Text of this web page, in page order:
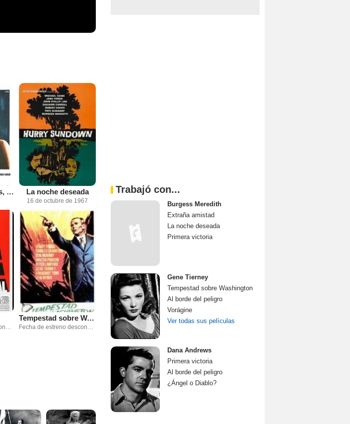
Dime que me amas, Junie Moon La noche deseada
16 de octubre de 1967
Fecha de estreno desconocida
Tempestad sobre Washington
Fecha de estreno desconocida
Trabajó con...
Burgess Meredith
Extraña amistad
La noche deseada
Primera victoria
Gene Tierney
Tempestad sobre Washington
Al borde del peligro
Vorágine
Ver todas sus películas
Dana Andrews
Primera victoria
Al borde del peligro
¿Ángel o Diablo?